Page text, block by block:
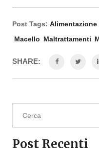
Post Tags: Alimentazione
Macello Maltrattamenti
SHARE:
Post Recenti